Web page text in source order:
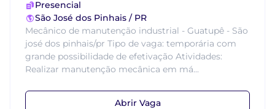
Presencial
São José dos Pinhais / PR
Mecânico de manutenção industrial - Guatupê - São
josé dos pinhais/pr Tipo de vaga: temporária com
grande possibilidade de efetivação Atividades:
Realizar manutenção mecânica em má...
Abrir Vaga